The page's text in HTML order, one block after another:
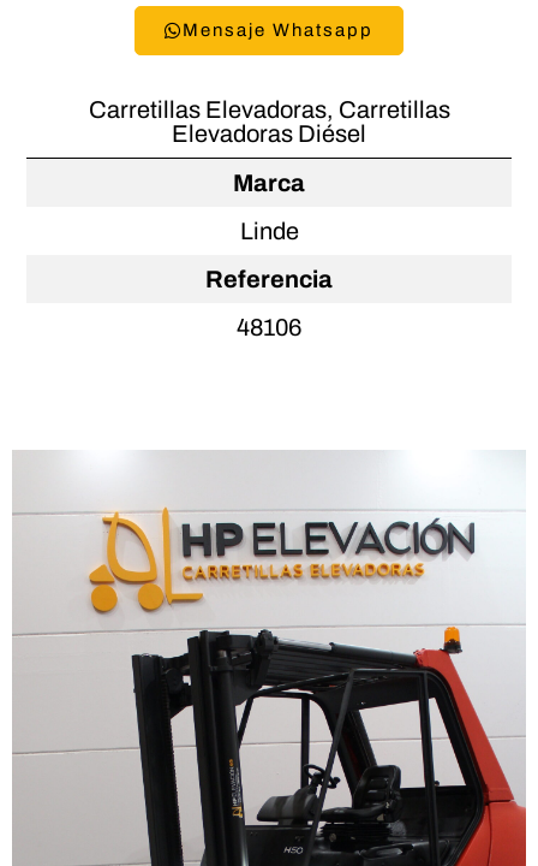
Mensaje Whatsapp
Carretillas Elevadoras, Carretillas
Elevadoras Diésel
Marca
Linde
Referencia
48106